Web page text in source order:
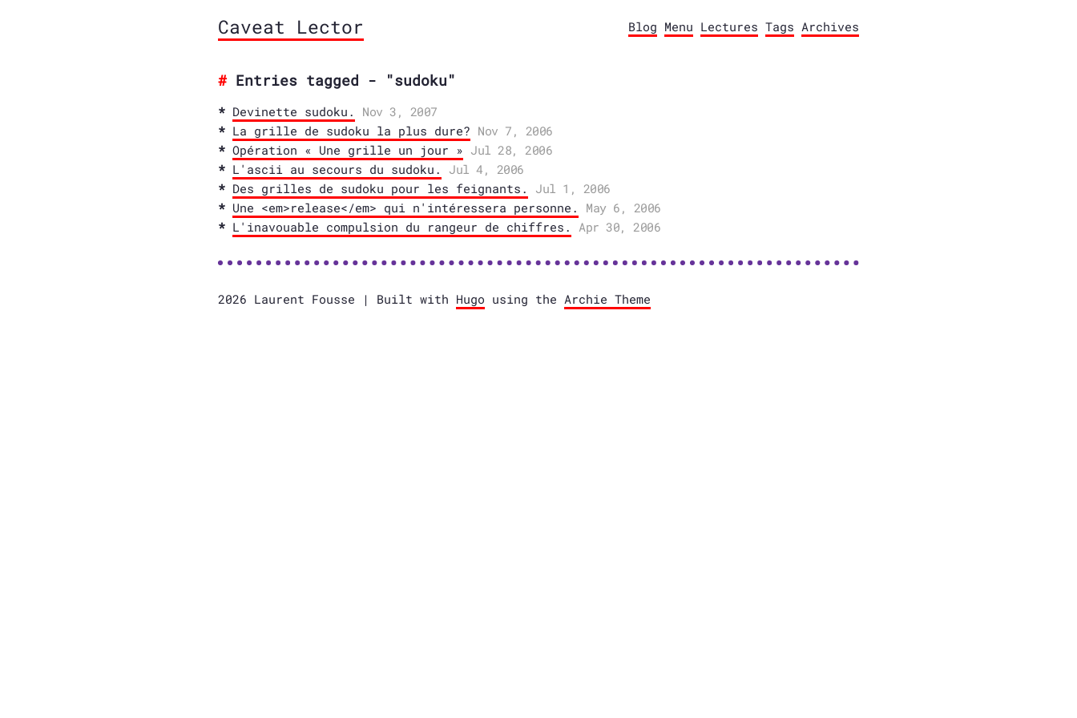
Caveat Lector Blog Menu Lectures Tags Archives
Entries tagged - "sudoku"
Devinette sudoku.
Nov 3, 2007
La grille de sudoku la plus dure? Nov 7, 2006
Opération « Une grille un jour » Jul 28, 2006
L'ascii au secours du sudoku.
Jul 4, 2006
Des grilles de sudoku pour les feignants.
Jul 1, 2006
Une <em>release</em> qui n'intéressera personne.
May 6, 2006
L'inavouable compulsion du rangeur de chiffres. Apr 30, 2006
2026 Laurent Fousse | Built with Hugo using the Archie Theme